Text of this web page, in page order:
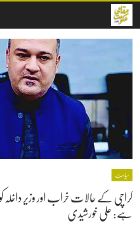
سیاست
کراچی کے حالات خراب اور وزیر داخلہ کو
ہے: علی خورشیدی